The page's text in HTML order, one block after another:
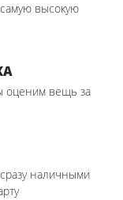
высокую
оценим вещь за
наличными